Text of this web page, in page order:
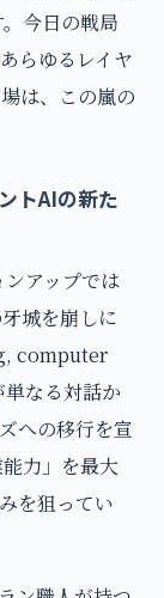
今日の戦局
らゆるレイヤ
は、この嵐の
トAIの新た
アップでは
城を崩しに
computer
なる対話か
への移行を宣
力」を最大
を狙ってい